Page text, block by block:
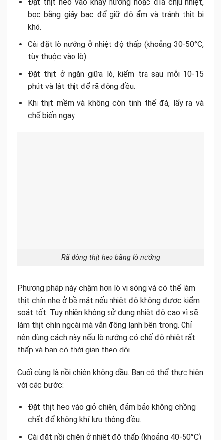
Đặt thịt heo vào khay nướng hoặc đĩa chịu nhiệt,
bọc bằng giấy bạc để giữ độ ẩm và tránh thịt bị
khô.
Cài đặt lò nướng ở nhiệt độ thấp (khoảng 30-50°C,
tùy thuộc vào lò).
Đặt thịt ở ngăn giữa lò, kiểm tra sau mỗi 10-15
phút và lật thịt để rã đông đều.
Khi thịt mềm và không còn tinh thể đá, lấy ra và
chế biến ngay.
Rã đông thịt heo bằng lò nướng
Phương pháp này chậm hơn lò vi sóng và có thể làm
thịt chín nhẹ ở bề mặt nếu nhiệt độ không được kiểm
soát tốt. Tuy nhiên không sử dụng nhiệt độ cao vì sẽ
làm thịt chín ngoài mà vẫn đông lạnh bên trong. Chỉ
nên dùng cách này nếu lò nướng có chế độ nhiệt rất
thấp và bạn có thời gian theo dõi.
Cuối cùng là nồi chiên không dầu. Bạn có thể thực hiện
với các bước:
Đặt thịt heo vào giỏ chiên, đảm bảo không chồng
chất để không khí lưu thông đều.
Cài đặt nồi chiên ở nhiệt độ thấp (khoảng 40-50°C)